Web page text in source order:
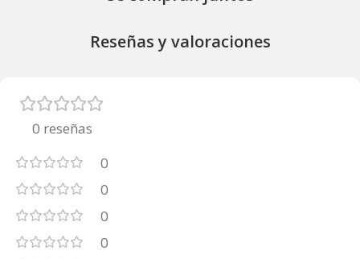
Reseñas y valoraciones
0 reseñas
0
0
0
0